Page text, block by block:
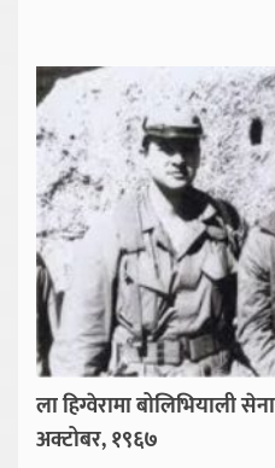
ला हिग्वेरामा बोलिभियाली
अक्टोबर, १९६७